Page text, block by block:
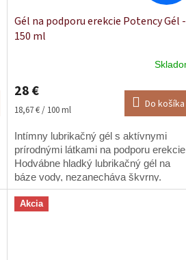
Gél na podporu erekcie Potency Gél -
150 ml
produktu
je
5,0
z
hviezdičiek.
28 €
Jednotková
18,67 € / 100 ml Do košíka
Intímny lubrikačný gél s aktívnymi
prírodnými látkami na podporu
Hodvábne hladký lubrikačný gél na
báze vody, nezanecháva škvrny.
Akcia